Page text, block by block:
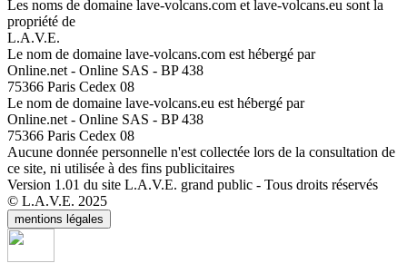
Les noms de domaine lave-volcans.com et lave-volcans.eu sont la
propriété de
L.A.V.E.
Le nom de domaine lave-volcans.com est hébergé par
Online.net - Online SAS - BP 438
75366 Paris Cedex 08
Le nom de domaine lave-volcans.eu est hébergé par
Online.net - Online SAS - BP 438
75366 Paris Cedex 08
Aucune donnée personnelle n'est collectée lors de la consultation de
ce site, ni utilisée à des fins publicitaires
Version 1.01 du site L.A.V.E. grand public - Tous droits réservés
© L.A.V.E. 2025
mentions légales